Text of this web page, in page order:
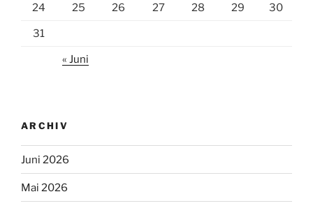
24 25 26 27 28 29 30
31
« Juni
ARCHIV
Juni 2026
Mai 2026